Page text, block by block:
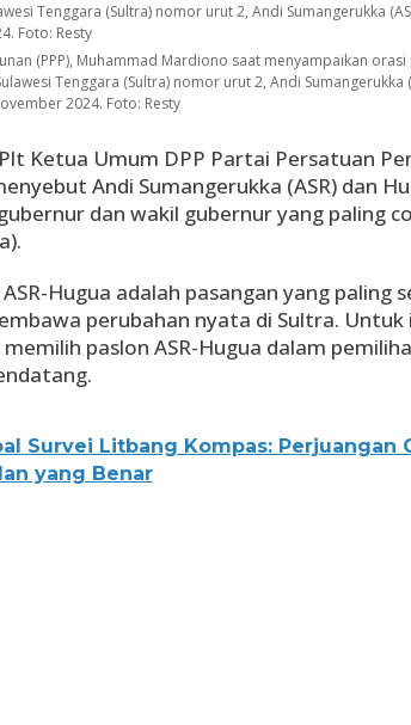
(PPP), Muhammad Mardiono saat menyampaikan
Tenggara (Sultra) nomor urut 2, Andi Sumangerukka
2024. Foto: Resty
Plt Ketua Umum DPP Partai Persatuan
Andi Sumangerukka (ASR) dan
dan wakil gubernur yang paling
Hugua adalah pasangan yang paling
perubahan nyata di Sultra.
paslon ASR-Hugua dalam
Survei Litbang Kompas: Perjuangan
yang Benar